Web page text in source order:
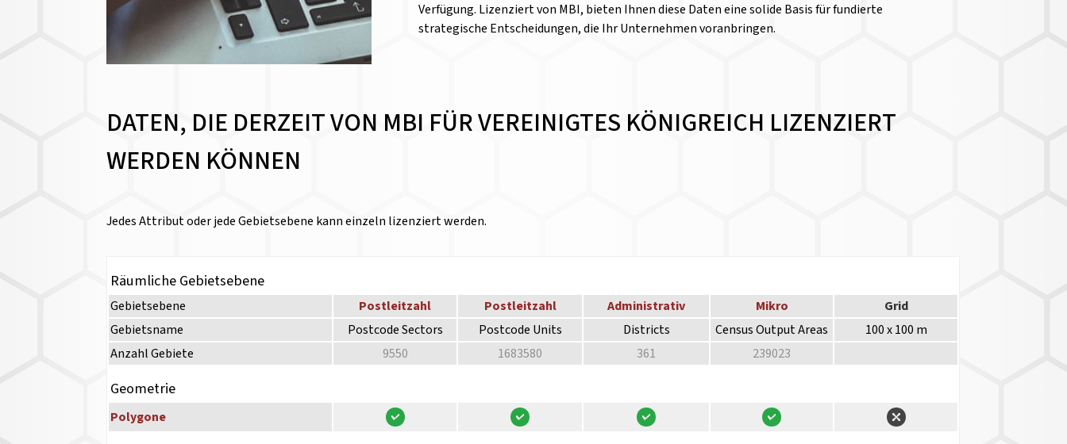
Verfügung. Lizenziert von MBI, bieten Ihnen diese Daten eine solide Basis für fundierte
strategische Entscheidungen, die Ihr Unternehmen voranbringen.
DATEN, DIE DERZEIT VON MBI FÜR VEREINIGTES KÖNIGREICH LIZENZIERT
WERDEN KÖNNEN
Jedes Attribut oder jede Gebietsebene kann einzeln lizenziert werden.
Räumliche Gebietsebene
Gebietsebene Postleitzahl Postleitzahl Administrativ Mikro
Grid
Gebietsname
Postcode Sectors Postcode Units Districts Census Output Areas
100 x 100 m
Anzahl Gebiete
9550 1683580 361 239023
Geometrie
Polygone